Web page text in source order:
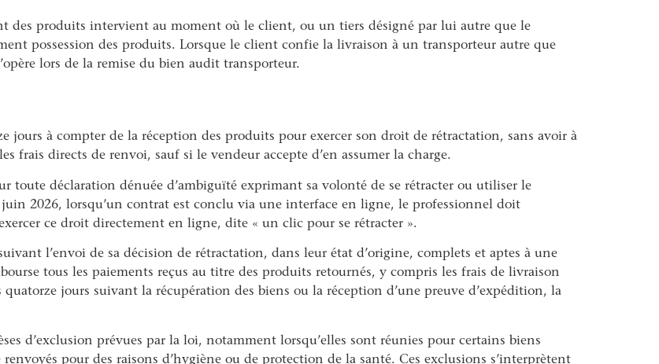
des produits intervient au moment où le client, ou un tiers désigné par lui autre que le
possession des produits. Lorsque le client confie la livraison à un transporteur autre que
lors de la remise du bien audit transporteur.
jours à compter de la réception des produits pour exercer son droit de rétractation, sans avoir à
frais directs de renvoi, sauf si le vendeur accepte d’en assumer la charge.
toute déclaration dénuée d’ambiguïté exprimant sa volonté de se rétracter ou utiliser le
2026, lorsqu’un contrat est conclu via une interface en ligne, le professionnel doit
ce droit directement en ligne, dite « un clic pour se rétracter ».
l’envoi de sa décision de rétractation, dans leur état d’origine, complets et aptes à une
tous les paiements reçus au titre des produits retournés, y compris les frais de livraison
jours suivant la récupération des biens ou la réception d’une preuve d’expédition, la
d’exclusion prévues par la loi, notamment lorsqu’elles sont réunies pour certains biens
pour des raisons d’hygiène ou de protection de la santé. Ces exclusions s’interprètent